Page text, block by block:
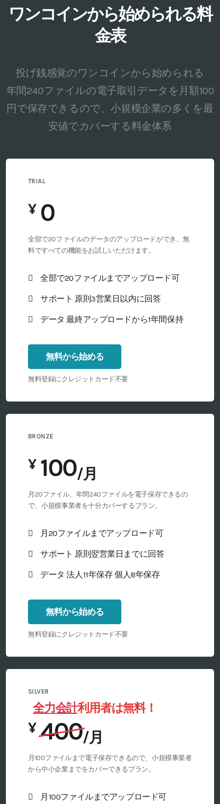
ワンコインから始められる料
金表
投げ銭感覚のワンコインから始められる
年間240ファイルの電子取引データを月額100
円で保存できるので、小規模企業の多くを最
安値でカバーする料金体系
TRIAL
¥
全部で20ファイルのデータのアップロードができ、無
料ですべての機能をお試しいただけます。
全部で20ファイルまでアップロード可
サポート 原則3営業日以内に回答
データ 最終アップロードから1年間保持
無料から始める
無料登録にクレジットカード不要
BRONZE
¥
月20ファイル、年間240ファイルを電子保存できるの
で、小規模事業者を十分カバーするプラン。
月20ファイルまでアップロード可
サポート 原則翌営業日までに回答
データ 法人11年保存 個人8年保存
無料から始める
無料登録にクレジットカード不要
SILVER
全力会計利用者は無料！
¥
/月
月100ファイルまで電子保存できるので、小規模事業者
から中小企業までをカバーできるプラン。
月100ファイルまでアップロード可